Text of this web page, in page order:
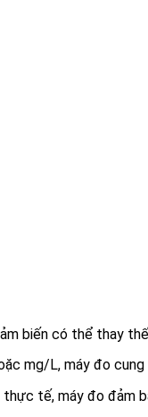
biến có thể thay
mg/L, máy đo
tế, máy đo đảm